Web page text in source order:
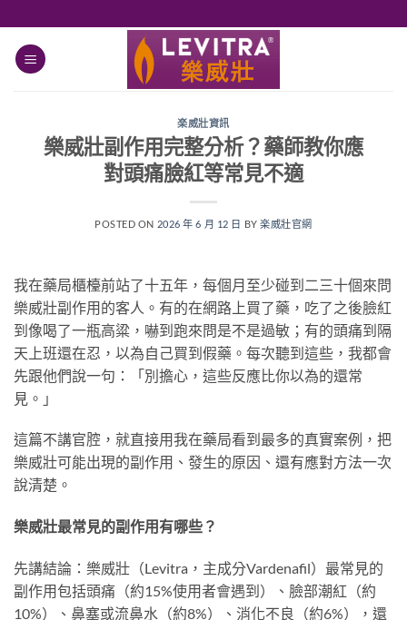
楽威壯資訊
樂威壯副作用完整分析？藥師教你應
對頭痛臉紅等常見不適
POSTED ON 2026 年 6 月 12 日 BY楽威壯官網
我在藥局櫃檯前站了十五年，每個月至少碰到二三十個來問
樂威壯副作用的客人。有的在網路上買了藥，吃了之後臉紅
到像喝了一瓶高粱，嚇到跑來問是不是過敏；有的頭痛到隔
天上班還在忍，以為自己買到假藥。每次聽到這些，我都會
先跟他們說一句：「別擔心，這些反應比你以為的還常
見。」
這篇不講官腔，就直接用我在藥局看到最多的真實案例，把
樂威壯可能出現的副作用、發生的原因、還有應對方法一次
說清楚。
樂威壯最常見的副作用有哪些？
先講結論：樂威壯（Levitra，主成分Vardenafil）最常見的
副作用包括頭痛（約15%使用者會遇到）、臉部潮紅（約
10%）、鼻塞或流鼻水（約8%）、消化不良（約6%），還